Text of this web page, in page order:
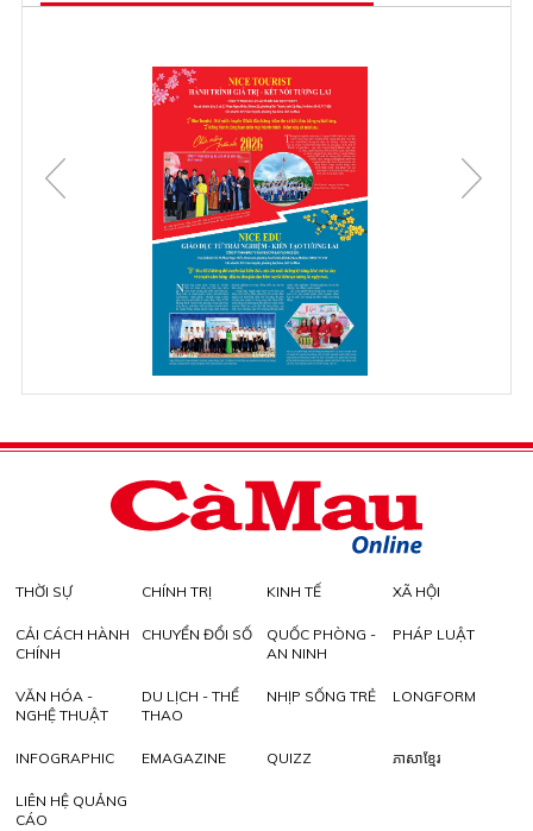
THỜI SỰ CHÍNH TRỊ KINH TẾ XÃ HỘI
CẢI CÁCH HÀNH
CHÍNH
CHUYỂN ĐỔI SỐ
QUỐC PHÒNG -
AN NINH
PHÁP LUẬT
VĂN HÓA -
NGHỆ THUẬT
DU LỊCH - THỂ
THAO
NHỊP SỐNG TRẺ LONGFORM
INFOGRAPHIC EMAGAZINE QUIZZ ភាសាខ្មែរ
LIÊN HỆ QUẢNG
CÁO